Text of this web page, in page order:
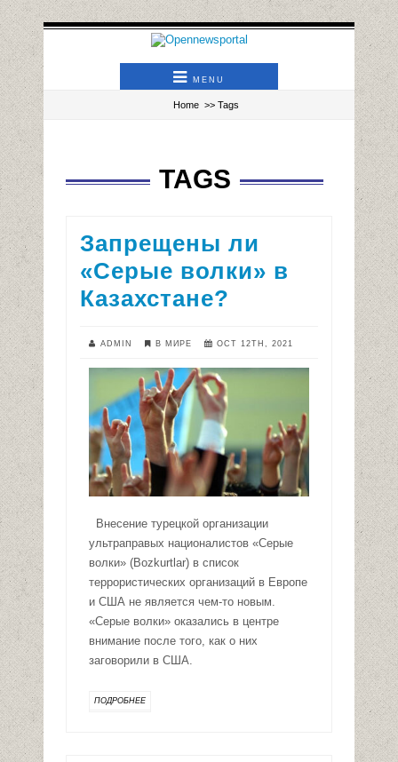
MENU
Home >> Tags
TAGS
Запрещены ли
«Серые волки» в
Казахстане?
ADMIN В МИРЕ OCT 12TH, 2021
Внесение турецкой организации
ультраправых националистов «Серые
волки» (Bozkurtlar) в список
террористических организаций в Европе
и США не является чем-то новым.
«Серые волки» оказались в центре
внимание после того, как о них
заговорили в США.
ПОДРОБНЕЕ